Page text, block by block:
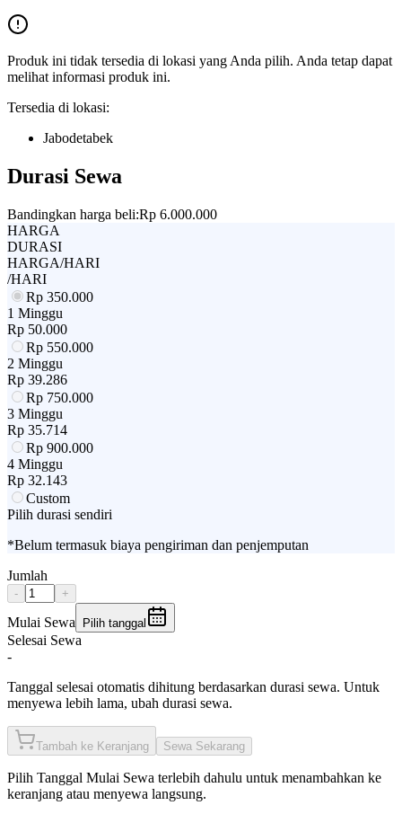
Produk ini tidak tersedia di lokasi yang Anda pilih. Anda tetap dapat
melihat informasi produk ini.
Tersedia di lokasi:
Jabodetabek
Durasi Sewa
Bandingkan harga beli:Rp 6.000.000
HARGA
DURASI
HARGA/HARI
/HARI
Rp 350.000
1 Minggu
Rp 50.000
Rp 550.000
2 Minggu
Rp 39.286
Rp 750.000
3 Minggu
Rp 35.714
Rp 900.000
4 Minggu
Rp 32.143
Custom
Pilih durasi sendiri
*Belum termasuk biaya pengiriman dan penjemputan
Jumlah
- +
Mulai Sewa Pilih tanggal
Selesai Sewa
-
Tanggal selesai otomatis dihitung berdasarkan durasi sewa. Untuk
menyewa lebih lama, ubah durasi sewa.
Tambah ke Keranjang Sewa Sekarang
Pilih Tanggal Mulai Sewa terlebih dahulu untuk menambahkan ke
keranjang atau menyewa langsung.